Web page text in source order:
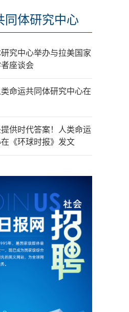
同体研究中心
究中心举办与拉美国家
座谈会
命运共同体研究中心在
供时代答案！人类命运
《环球时报》发文